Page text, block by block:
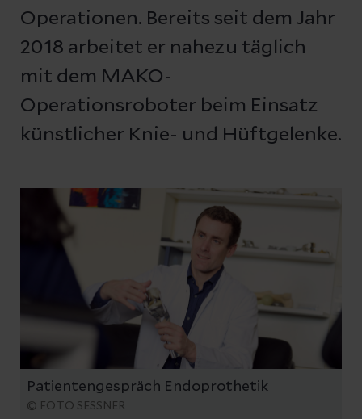
Operationen. Bereits seit dem Jahr
2018 arbeitet er nahezu täglich
mit dem MAKO-
Operationsroboter beim Einsatz
künstlicher Knie- und Hüftgelenke.
Patientengespräch Endoprothetik
© FOTO SESSNER